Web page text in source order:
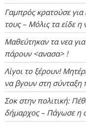
Γαμπρός κρατούσε
τους – Μόλις τα είδε
Μαθεύτηκαν τα νεα
πάρουν <ανασα> !
Λίγοι το ξέρουν!
να βγουν στη σύνταξη
Σοκ στην πολιτική:
δήμαρχος – Πάγωσε η